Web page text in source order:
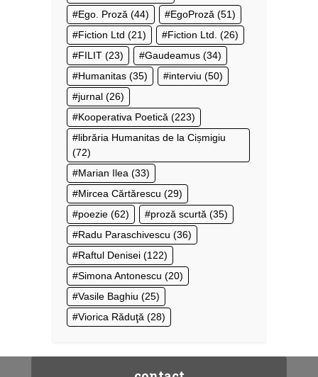
Ego. Proză (44) EgoProză (51)
Fiction Ltd (21) Fiction Ltd. (26)
FILIT (23) Gaudeamus (34)
Humanitas (35) interviu (50)
jurnal (26)
Kooperativa Poetică (223)
librăria Humanitas de la Cișmigiu
(72)
Marian Ilea (33)
Mircea Cărtărescu (29)
poezie (62) proză scurtă (35)
Radu Paraschivescu (36)
Raftul Denisei (122)
Simona Antonescu (20)
Vasile Baghiu (25)
Viorica Răduţă (28)